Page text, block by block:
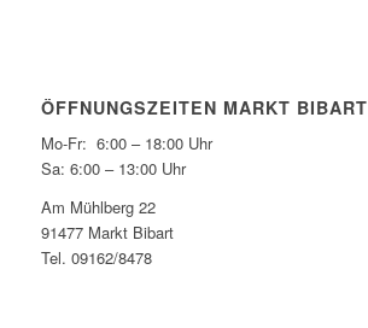
ÖFFNUNGSZEITEN MARKT BIBART
Mo-Fr: 6:00 – 18:00 Uhr
Sa: 6:00 – 13:00 Uhr
Am Mühlberg 22
91477 Markt Bibart
Tel. 09162/8478